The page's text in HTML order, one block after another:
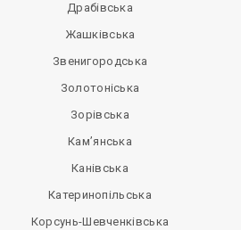
Драбівська
Жашківська
Звенигородська
Золотоніська
Зорівська
Кам’янська
Канівська
Катеринопільська
Корсунь-Шевченківська